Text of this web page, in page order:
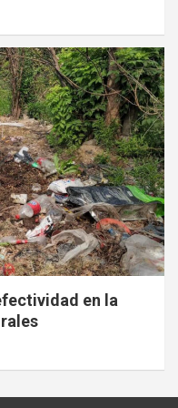
en la